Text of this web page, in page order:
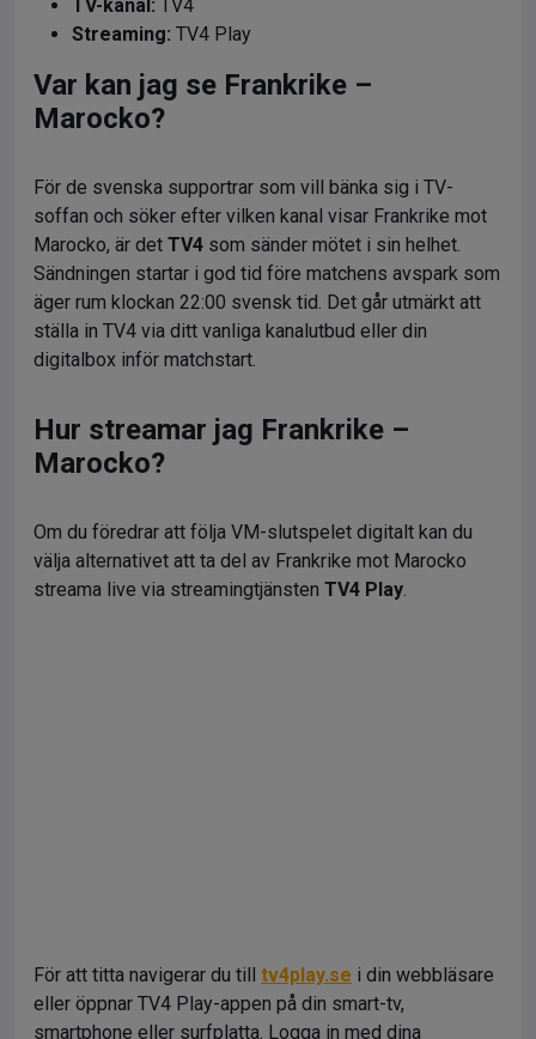
TV-kanal: TV4
Streaming: TV4 Play
Var kan jag se Frankrike –
Marocko?
För de svenska supportrar som vill bänka sig i TV-
soffan och söker efter vilken kanal visar Frankrike mot
Marocko, är det TV4 som sänder mötet i sin helhet.
Sändningen startar i god tid före matchens avspark som
äger rum klockan 22:00 svensk tid. Det går utmärkt att
ställa in TV4 via ditt vanliga kanalutbud eller din
digitalbox inför matchstart.
Hur streamar jag Frankrike –
Marocko?
Om du föredrar att följa VM-slutspelet digitalt kan du
välja alternativet att ta del av Frankrike mot Marocko
streama live via streamingtjänsten TV4 Play.
För att titta navigerar du till tv4play.se i din webbläsare
eller öppnar TV4 Play-appen på din smart-tv,
smartphone eller surfplatta. Logga in med dina